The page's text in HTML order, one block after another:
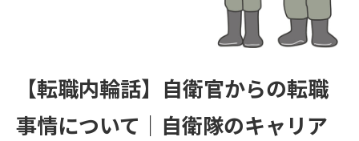
【転職内輪話】自衛官からの転職
事情について｜自衛隊のキャリア